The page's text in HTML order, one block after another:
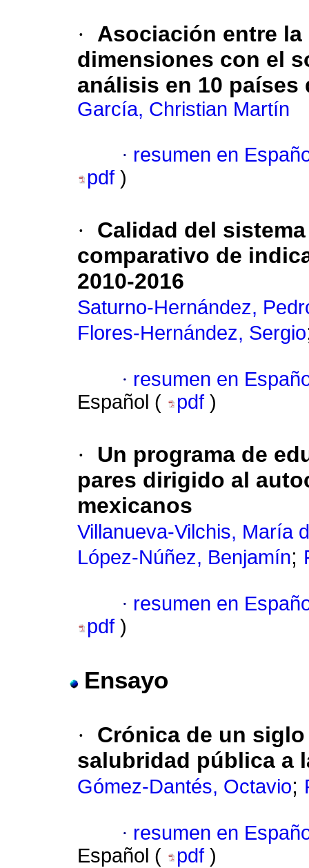
·
Asociación entre
dimensiones con el
análisis en 10 países
García, Christian Martín
· resumen en
pdf )
·
Calidad del
comparativo de
2010-2016
Saturno-Hernández,
Flores-Hernández, Sergio
· resumen en
Español (
pdf )
·
Un programa de
pares dirigido al
mexicanos
Villanueva-Vilchis, María
López-Núñez, Benjamín;
· resumen en
pdf )
Ensayo
·
Crónica de un
salubridad pública a
Gómez-Dantés, Octavio;
· resumen en
Español (
pdf )